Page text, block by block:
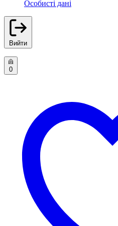
Особисті дані
Вийти
0